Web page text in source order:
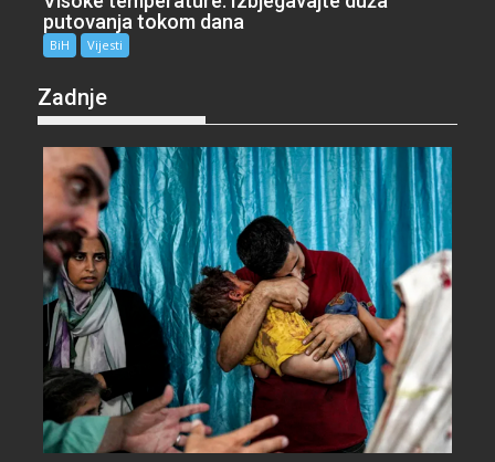
putovanja tokom dana
BiH Vijesti
Zadnje